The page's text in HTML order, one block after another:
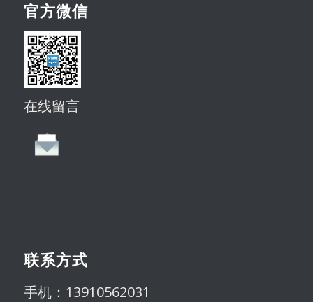
官方微信
在线留言
联系方式
手机：13910562031